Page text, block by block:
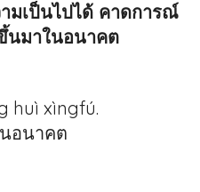
มเป็นไปได้ คาดการณ์
นมาในอนาคต
huì xìngfú.
อนาคต